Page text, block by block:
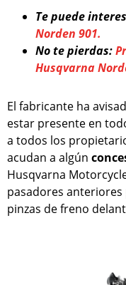
Te puede
Norden 901.
No te pierdas:
Husqvarna
El fabricante ha
estar presente en
a todos los
acudan a algún
Husqvarna
pasadores
pinzas de freno